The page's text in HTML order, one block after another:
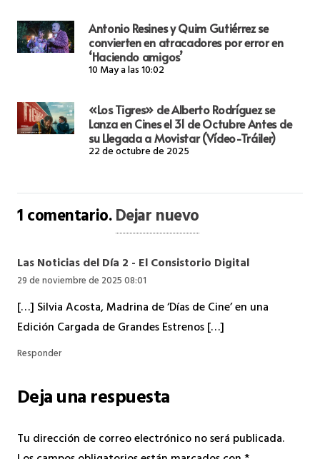
Antonio Resines y Quim Gutiérrez se
convierten en atracadores por error en
‘Haciendo amigos’
10 May a las 10:02
«Los Tigres» de Alberto Rodríguez se
Lanza en Cines el 31 de Octubre Antes de
su Llegada a Movistar (Vídeo-Tráiler)
22 de octubre de 2025
1comentario.Dejar nuevo
Las Noticias del Día 2 - El Consistorio Digital
29 de noviembre de 2025 08:01
[…] Silvia Acosta, Madrina de ‘Días de Cine’ en una
Edición Cargada de Grandes Estrenos […]
Responder
Deja una respuesta
Tu dirección de correo electrónico no será publicada.